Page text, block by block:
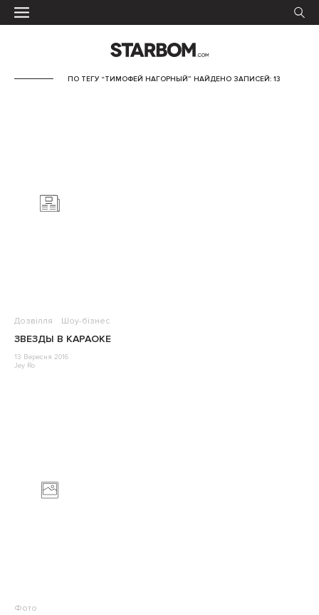
ПО ТЕГУ “ТИМОФЕЙ НАГОРНЫЙ” НАЙДЕНО ЗАПИСЕЙ: 13
Дозвілля Шоу-бізнес
ЗВЕЗДЫ В КАРАОКЕ
13 Вересня 2016
Jey Ro
Фото